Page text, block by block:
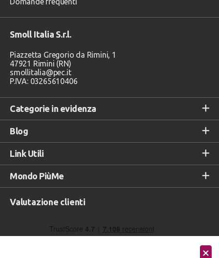
Categorie in evidenza
Blog
Link Utili
Mondo PiùMe
Smoll Italia S.r.l.
Piazzetta Gregorio da Rimini, 1
47921 Rimini (RN)
smollitalia@pec.it
P.IVA: 03265610406
Valutazione clienti